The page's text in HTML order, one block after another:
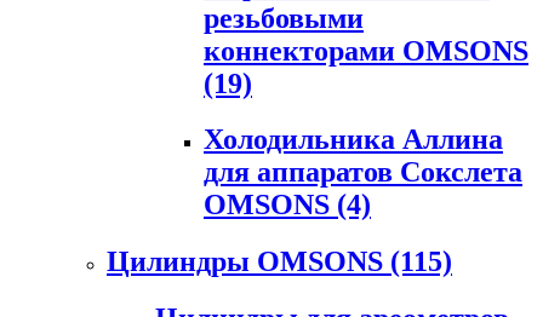
резьбовыми
коннекторами OMSONS
(19)
Холодильника Аллина
для аппаратов Сокслета
OMSONS (4)
Цилиндры OMSONS (115)